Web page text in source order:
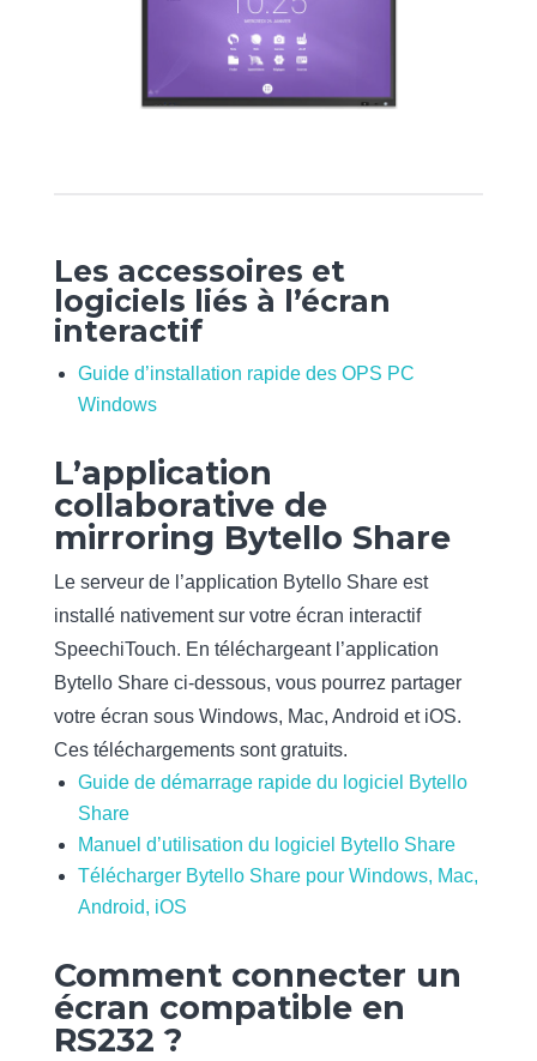
Les accessoires et
logiciels liés à l’écran
interactif
Guide d’installation rapide des OPS PC
Windows
L’application
collaborative de
mirroring Bytello Share
Le serveur de l’application Bytello Share est
installé nativement sur votre écran interactif
SpeechiTouch. En téléchargeant l’application
Bytello Share ci-dessous, vous pourrez partager
votre écran sous Windows, Mac, Android et iOS.
Ces téléchargements sont gratuits.
Guide de démarrage rapide du logiciel Bytello
Share
Manuel d’utilisation du logiciel Bytello Share
Télécharger Bytello Share pour Windows, Mac,
Android, iOS
Comment connecter un
écran compatible en
RS232 ?